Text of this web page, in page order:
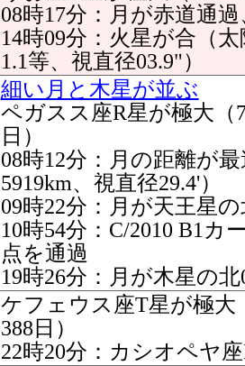
08時17分：月が赤道通
14時09分：火星が合（
1.1等、視直径03.9"）
細い月と木星が並ぶ
ペガスス座R星が極大（
日）
08時12分：月の距離が
5919km、視直径29.4'）
09時22分：月が天王星
10時54分：C/2010 B1カ
点を通過
19時26分：月が木星の
ケフェウス座T星が極大
388日）
22時20分：カシオペヤ